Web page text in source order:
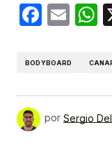
BODYBOARD
por Sergio